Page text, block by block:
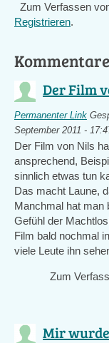
Zum Verfassen
Registrieren.
Kommentare
Der Film
Permanenter Link
September 2011 -
Der Film von Nils
ansprechend,
sinnlich etwas tun
Das macht Laune,
Manchmal hat man
Gefühl der
Film bald nochmal
viele Leute ihn
Zum
Mir